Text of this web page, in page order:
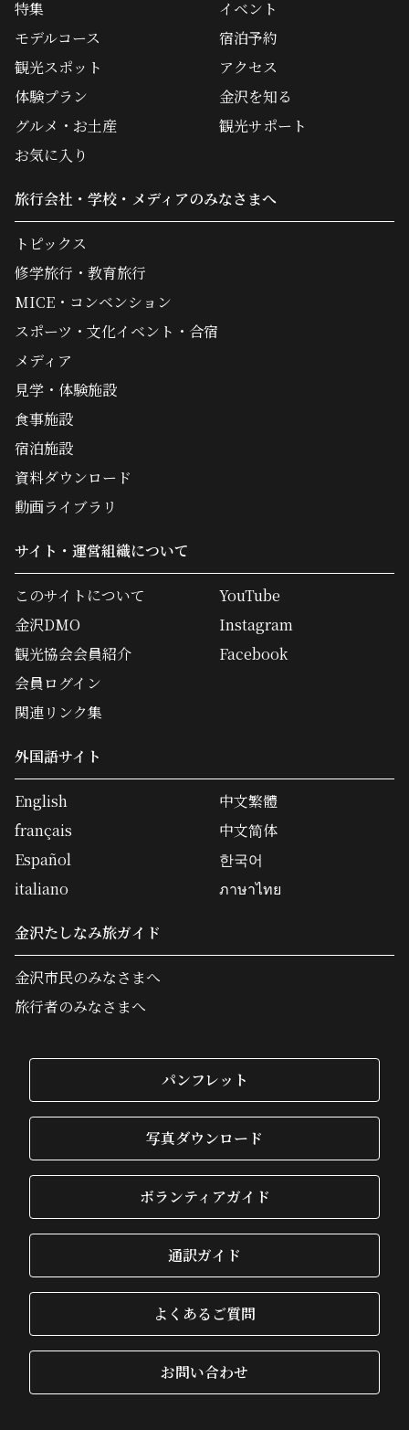
特集
モデルコース
観光スポット
体験プラン
グルメ・お土産
イベント
宿泊予約
アクセス
金沢を知る
観光サポート
お気に入り
旅行会社・学校・メディアのみなさまへ
トピックス
修学旅行・教育旅行
MICE・コンベンション
スポーツ・文化イベント・合宿
メディア
見学・体験施設
食事施設
宿泊施設
資料ダウンロード
動画ライブラリ
サイト・運営組織について
このサイトについて
金沢DMO
観光協会会員紹介
会員ログイン
関連リンク集
YouTube
Instagram
Facebook
外国語サイト
English
français
Español
italiano
中文繁體
中文简体
한국어
ภาษาไทย
金沢たしなみ旅ガイド
金沢市民のみなさまへ
旅行者のみなさまへ
パンフレット
写真ダウンロード
ボランティアガイド
通訳ガイド
よくあるご質問
お問い合わせ